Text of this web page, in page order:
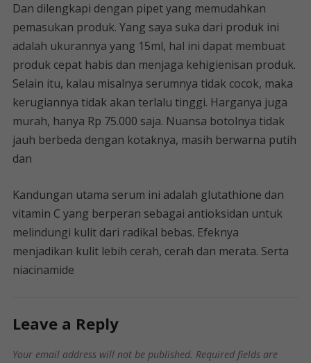
Dan dilengkapi dengan pipet yang memudahkan
pemasukan produk. Yang saya suka dari produk ini
adalah ukurannya yang 15ml, hal ini dapat membuat
produk cepat habis dan menjaga kehigienisan produk.
Selain itu, kalau misalnya serumnya tidak cocok, maka
kerugiannya tidak akan terlalu tinggi. Harganya juga
murah, hanya Rp 75.000 saja. Nuansa botolnya tidak
jauh berbeda dengan kotaknya, masih berwarna putih
dan
Kandungan utama serum ini adalah glutathione dan
vitamin C yang berperan sebagai antioksidan untuk
melindungi kulit dari radikal bebas. Efeknya
menjadikan kulit lebih cerah, cerah dan merata. Serta
niacinamide
Leave a Reply
Your email address will not be published. Required fields are